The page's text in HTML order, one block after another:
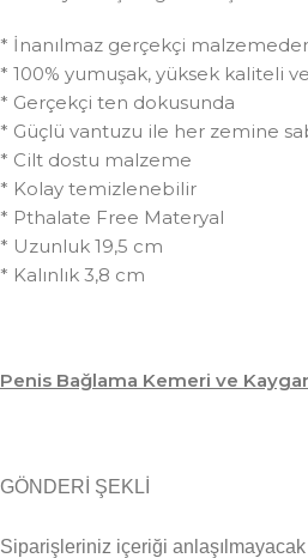
* İnanılmaz gerçekçi
* 100% yumuşak, yüksek kaliteli
* Gerçekçi ten dokusunda
* Güçlü vantuzu ile her zemine
* Cilt dostu malzeme
* Kolay temizlenebilir
* Pthalate Free Materyal
* Uzunluk 19,5 cm
* Kalınlık 3,8 cm
Penis Bağlama Kemeri ve
GÖNDERİ ŞEKLİ
Siparişleriniz içeriği